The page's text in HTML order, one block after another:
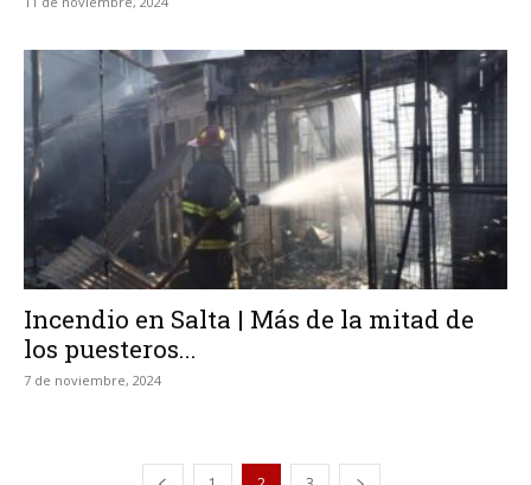
Incendio en Salta | Más de la mitad de
los puesteros...
7 de noviembre, 2024